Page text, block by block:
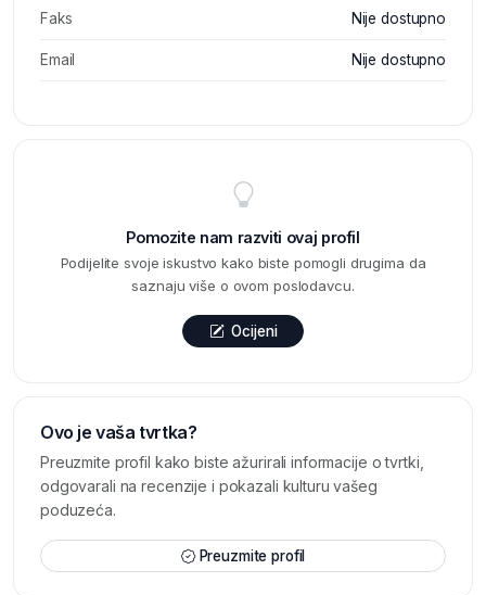
Faks Nije dostupno
Email Nije dostupno
Pomozite nam razviti ovaj profil
Podijelite svoje iskustvo kako biste pomogli drugima da
saznaju više o ovom poslodavcu.
Ocijeni
Ovo je vaša tvrtka?
Preuzmite profil kako biste ažurirali informacije o tvrtki,
odgovarali na recenzije i pokazali kulturu vašeg
poduzeća.
Preuzmite profil